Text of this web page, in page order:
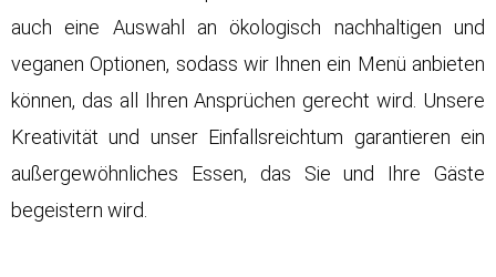
auch eine Auswahl an ökologisch nachhaltigen und
veganen Optionen, sodass wir Ihnen ein Menü anbieten
können, das all Ihren Ansprüchen gerecht wird. Unsere
Kreativität und unser Einfallsreichtum garantieren ein
außergewöhnliches Essen, das Sie und Ihre Gäste
begeistern wird.